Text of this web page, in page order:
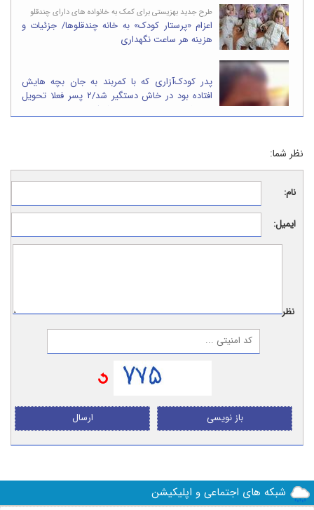
طرح جدید بهزیستی برای کمک به خانواده های دارای چندقلو
اعزام «پرستار کودک» به خانه چندقلوها/ جزئیات و
هزینه هر ساعت نگهداری
پدر کودک‌آزاری که با کمربند به جان بچه هایش
افتاده بود در خاش دستگیر شد/۲ پسر فعلا تحویل
مادر شدند؛بهزیستی در حال کمک به بچه ها هستیم
نظر شما:
نام:
ایمیل:
نظر:
ارسال باز نویسی
شبکه های اجتماعی و اپلیکیشن